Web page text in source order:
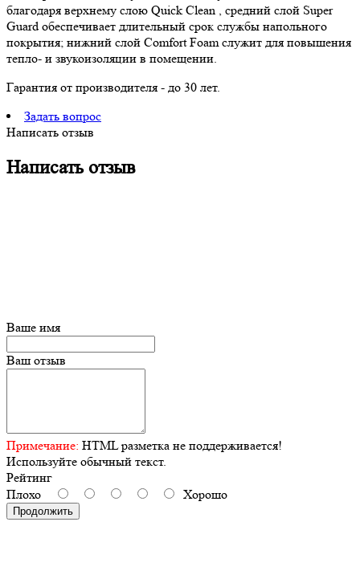
благодаря верхнему слою Quick Clean , средний слой Super
Guard обеспечивает длительный срок службы напольного
покрытия; нижний слой Comfort Foam служит для повышения
тепло- и звукоизоляции в помещении.
Гарантия от производителя - до 30 лет.
Задать вопрос
Написать отзыв
Написать отзыв
Ваше имя
Ваш отзыв
Примечание: HTML разметка не поддерживается!
Используйте обычный текст.
Рейтинг
Плохо
Хорошо
Продолжить